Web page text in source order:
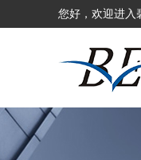
您好，欢迎进入